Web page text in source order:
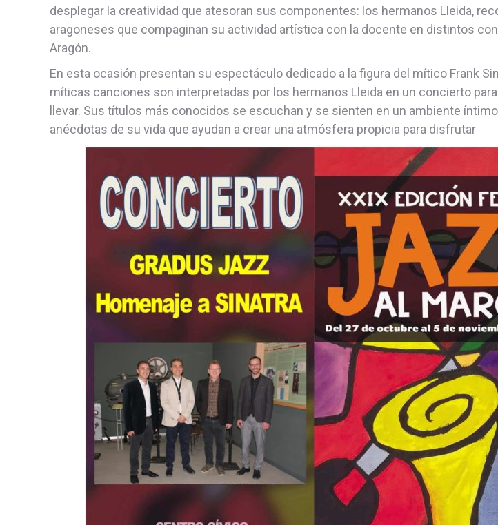
desplegar la creatividad que atesoran sus componentes: los hermanos Lleida,
aragoneses que compaginan su actividad artística con la docente en distintos
Aragón.
En esta ocasión presentan su espectáculo dedicado a la figura del mítico Frank
míticas canciones son interpretadas por los hermanos Lleida en un concierto
llevar. Sus títulos más conocidos se escuchan y se sienten en un ambiente
anécdotas de su vida que ayudan a crear una atmósfera propicia para disfrutar